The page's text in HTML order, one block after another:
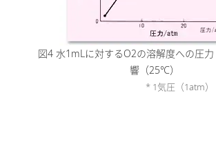
図4 水1mLに対するO2の溶解度への圧
響（25℃）
* 1気圧（1atm）